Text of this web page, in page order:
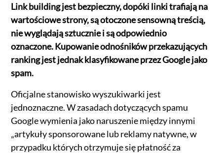
Link building jest bezpieczny, dopóki linki trafiają na
wartościowe strony, są otoczone sensowną treścią,
nie wyglądają sztucznie i są odpowiednio
oznaczone. Kupowanie odnośników przekazujących
ranking jest jednak klasyfikowane przez Google jako
spam.
Oficjalne stanowisko wyszukiwarki jest
jednoznaczne. W zasadach dotyczących spamu
Google wymienia jako naruszenie między innymi
„artykuły sponsorowane lub reklamy natywne, w
przypadku których otrzymuje się płatność za